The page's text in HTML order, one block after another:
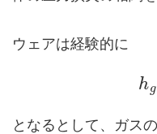
ウェアは経験的に
hg
となるとして、ガス